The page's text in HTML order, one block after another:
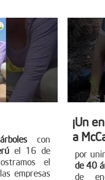
. Visita
para más
puedes
con
el 16 de
el
empresas
¡Un
a
por
de 40
de